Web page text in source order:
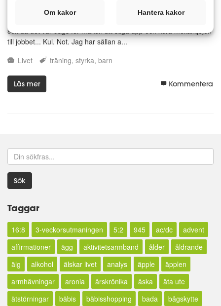
Det blev en trevlig kväll igår, bortsett från att allt smällande väckte
sex då det var dags för maken att stiga upp och köra mellantjejen
till jobbet... Kul. Not. Jag har sällan a...
Livet
träning styrka barn
Läs mer Kommentera
Sök
Taggar
16:8 3-veckorsutmaningen 5:2 945 ac/dc
advent
affirmationer
ägg aktivitetsarmband ålder
åldrande
älg
alkohol älskar livet analys äpple
äpplen
armhävningar
aronia årskrönika åska
äta ute
ätstörningar
bäbis bäbisshopping bada
bågskytte
Om kakor Hantera kakor